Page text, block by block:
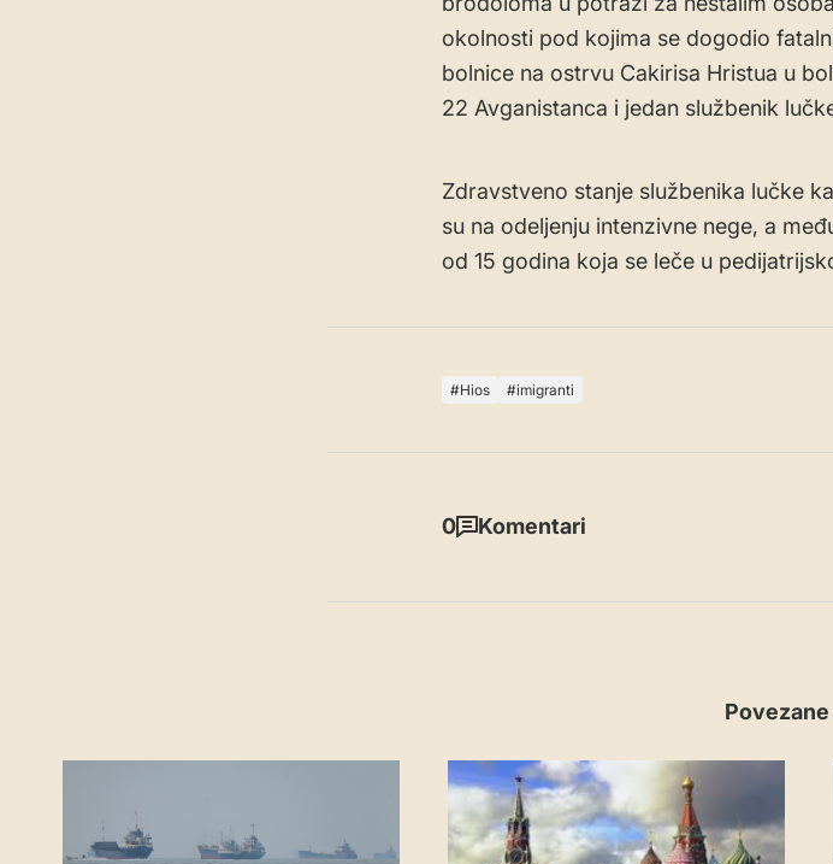
okolnosti pod kojima se dogodio
bolnice na ostrvu Cakirisa Hristua u
22 Avganistanca i jedan službenik
Zdravstveno stanje službenika lučke
su na odeljenju intenzivne nege, a
od 15 godina koja se leče u
Hios imigranti
0 Komentari